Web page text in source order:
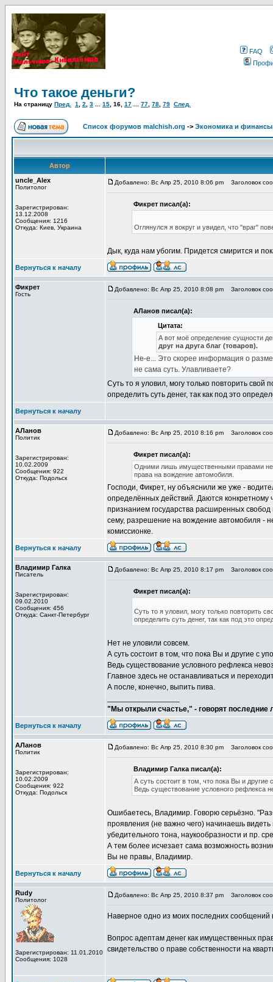
FAQ
Что такое деньги?
На страницу Пред. 1 2 3 15 16 17 77 78 79 След.
Список форумов malchish.org -> Экономика и финансы
Автор
uncle_Alex
Политолог
Зарегистрирован:
13.12.2008
Сообщения: 1216
Откуда: Киев, Украина
Добавлено: Вс Апр 25, 2010 8:06 pm Заголовок
Фикрет писал(а):
Оглянулся я вокруг и увидел, что "враг"
Дык, куда нам убогим. Придется смирится и
Вернуться к началу
Фикрет
Гость
Добавлено: Вс Апр 25, 2010 8:08 pm Заголовок
АЛанов писал(а):
Цитата:
А вот моё определение сущности
друг на друга благ (товаров).
Не-е... Это скорее информация о
не сама суть. Улавливаете?
Суть то я уловил, могу только повторить
определить суть денег, так как под это
Вернуться к началу
АЛанов
Политик
Зарегистрирован:
10.02.2009
Сообщения: 922
Откуда: Подольск
Добавлено: Вс Апр 25, 2010 8:16 pm Заголовок
Фикрет писал(а):
Одними лишь имущественными правами
права на вождение автомобиля.
Господи, Фикрет, ну объяснили же уже -
определённых действий. Даются конкретному
признанием государства расширенных
сему, разрешение на вождение автомобиля -
комиссионке.
Вернуться к началу
Владимир Галка
Писатель
Зарегистрирован:
09.02.2010
Сообщения: 456
Откуда: Санкт-Петербург
Добавлено: Вс Апр 25, 2010 8:17 pm Заголовок
Фикрет писал(а):
Суть то я уловил, могу только повторить
определить суть денег, так как под это
Нет не уловили совсем.
А суть состоит в том, что пока Вы и другие с
Ведь существование условного рефлекса
Главное здесь не останавливаться и
А после, конечно, выпить пива.
"Мы открыли счастье," - говорят
Вернуться к началу
АЛанов
Политик
Зарегистрирован:
10.02.2009
Сообщения: 922
Откуда: Подольск
Добавлено: Вс Апр 25, 2010 8:30 pm Заголовок
Владимир Галка писал(а):
А суть состоит в том, что пока Вы и
Ведь существование условного рефлекса
Ошибаетесь, Владимир. Говорю серьёзно.
проявления (не важно чего) начинаешь
убедительного тона, наукообразности и пр.
А тем более исчезает сама возможность
Вы не правы, Владимир.
Вернуться к началу
Rudy
Политолог
Зарегистрирован: 11.01.2010
Сообщения: 1028
Добавлено: Вс Апр 25, 2010 8:37 pm Заголовок
Наверное одно из моих последних сообщений
Вопрос адептам денег как имущественных
свидетельство о праве собственности на